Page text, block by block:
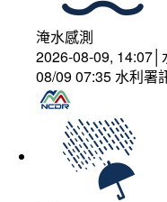
淹水感測
2026-08-09, 14:07│
08/09 07:35 水利署